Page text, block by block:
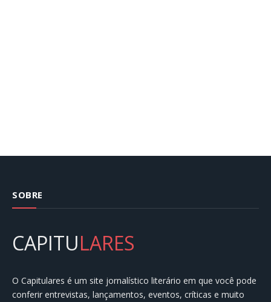
SOBRE
CAPITULARES
O Capitulares é um site jornalístico literário em que você pode
conferir entrevistas, lançamentos, eventos, críticas e muito